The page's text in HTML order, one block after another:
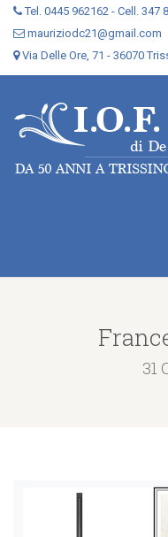
Tel. 0445 962162 - Cell. 347
mauriziodc21@gmail.com
Via Delle Ore, 71 - 36070
31